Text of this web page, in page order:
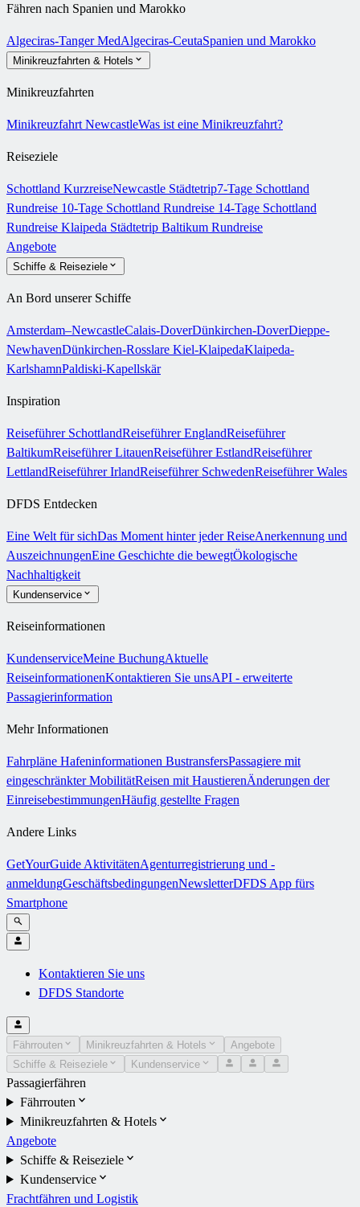
Fähren nach Spanien und Marokko
Algeciras-Tanger MedAlgeciras-CeutaSpanien und Marokko
Minikreuzfahrten & Hotels
Minikreuzfahrten
Minikreuzfahrt NewcastleWas ist eine Minikreuzfahrt?
Reiseziele
Schottland KurzreiseNewcastle Städtetrip7-Tage Schottland
Rundreise 10-Tage Schottland Rundreise 14-Tage Schottland
Rundreise Klaipeda Städtetrip Baltikum Rundreise
Angebote
Schiffe & Reiseziele
An Bord unserer Schiffe
Amsterdam–NewcastleCalais-DoverDünkirchen-DoverDieppe-
NewhavenDünkirchen-Rosslare Kiel-KlaipedaKlaipeda-
KarlshamnPaldiski-Kapellskär
Inspiration
Reiseführer SchottlandReiseführer EnglandReiseführer
BaltikumReiseführer LitauenReiseführer EstlandReiseführer
LettlandReiseführer IrlandReiseführer SchwedenReiseführer Wales
DFDS Entdecken
Eine Welt für sichDas Moment hinter jeder ReiseAnerkennung und
AuszeichnungenEine Geschichte die bewegtÖkologische
Nachhaltigkeit
Kundenservice
Reiseinformationen
KundenserviceMeine BuchungAktuelle
ReiseinformationenKontaktieren Sie unsAPI - erweiterte
Passagierinformation
Mehr Informationen
Fahrpläne Hafeninformationen BustransfersPassagiere mit
eingeschränkter MobilitätReisen mit HaustierenÄnderungen der
EinreisebestimmungenHäufig gestellte Fragen
Andere Links
GetYourGuide AktivitätenAgenturregistrierung und -
anmeldungGeschäftsbedingungenNewsletterDFDS App fürs
Smartphone
Kontaktieren Sie uns
DFDS Standorte
Fährrouten Minikreuzfahrten & Hotels
Angebote
Schiffe & Reiseziele
Kundenservice
Passagierfähren
Fährrouten
Minikreuzfahrten & Hotels
Angebote
Schiffe & Reiseziele
Kundenservice
Frachtfähren und Logistik